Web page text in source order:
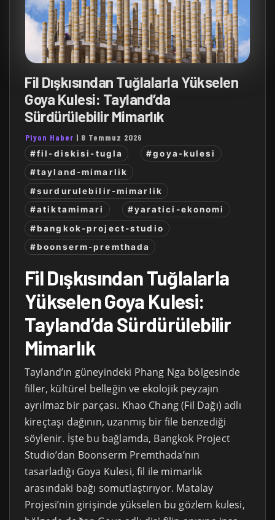
Fil Dışkısından Tuğlalarla Yükselen
Goya Kulesi: Tayland’da
Sürdürülebilir Mimarlık
Piyon Haber | 8 Temmuz 2026
#fil-diskisi-tugla
#goya-kulesi
#tayland-mimarlik
#surdurulebilir-mimarlik
#atiktamimari
#yaratici-ekonomi
#bangkok-project-studio
#boonserm-premthada
Fil Dışkısından Tuğlalarla
Yükselen Goya Kulesi:
Tayland’da Sürdürülebilir
Mimarlık
Tayland’ın güneyindeki Phang Nga bölgesinde
filler, kültürel belleğin ve ekolojik peyzajın
ayrılmaz bir parçası. Khao Chang (Fil Dağı) adlı
kireçtaşı dağının, uzanmış bir file benzediği
söylenir. İşte bu bağlamda, Bangkok Project
Studio’dan Boonserm Premthada’nın
tasarladığı Goya Kulesi, fil ile mimarlık
arasındaki bağı somutlaştırıyor. Matalay
Projesi’nin girişinde yükselen bu gözlem kulesi,